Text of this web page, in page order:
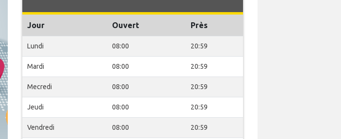
Jour Ouvert Près
Lundi 08:00 20:59
Mardi 08:00 20:59
Mecredi 08:00 20:59
Jeudi 08:00 20:59
Vendredi 08:00 20:59